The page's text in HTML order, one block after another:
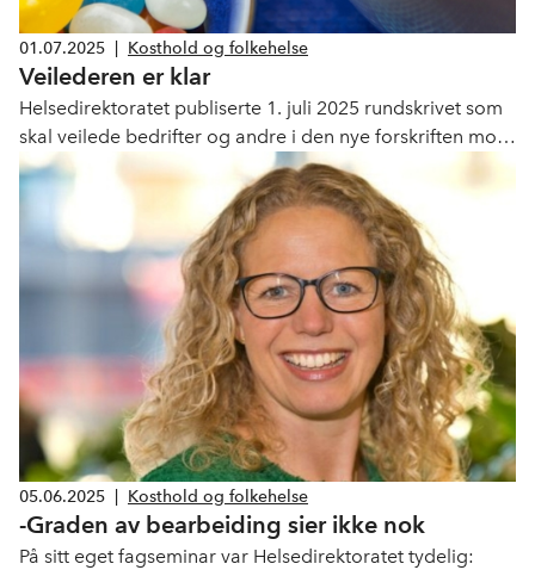
01.07.2025 Kosthold og folkehelse
Veilederen er klar
Helsedirektoratet publiserte 1. juli 2025 rundskrivet som
skal veilede bedrifter og andre i den nye forskriften mot
markedsføring av usunn mat og drikke til barn.
05.06.2025 Kosthold og folkehelse
-Graden av bearbeiding sier ikke nok
På sitt eget fagseminar var Helsedirektoratet tydelig: